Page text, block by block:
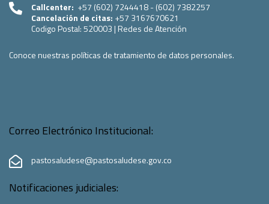
Callcenter: +57 (602) 7244418 - (602) 7382257
Cancelación de citas: +57 3167670621
Codigo Postal:520003 | Redes de Atención
Conoce nuestras políticas de tratamiento de datos personales.
Correo Electrónico Institucional:
pastosaludese@pastosaludese.gov.co
Notificaciones judiciales: